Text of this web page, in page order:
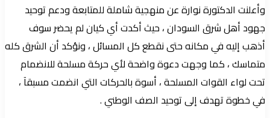
وأعلنت الدكتورة نوارة عن منهجية شاملة للمتابعة ودعم توحيد
جهود أهل شرق السودان ، حيث أكدت أي كيان لم يحضر سوف
أذهب إليه في مكانه حتى نقطع كل المسائل ، ونؤكد أن الشرق كله
متماسك ، كما وجهت دعوة واضحة لأي حركة مسلحة للانضمام
تحت لواء القوات المسلحة ، أسوة بالحركات التي انضمت مسبقآ ،
في خطوة تهدف إلى توحيد الصف الوطني .